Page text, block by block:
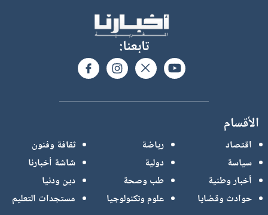
تابعنا:
الأقسام
ثقافة وفنون
شاشة أخبارنا
دين ودنيا
مستجدات التعليم
رياضة
دولية
طب وصحة
علوم وتكنولوجيا
اقتصاد
سياسة
أخبار وطنية
حوادث وقضايا